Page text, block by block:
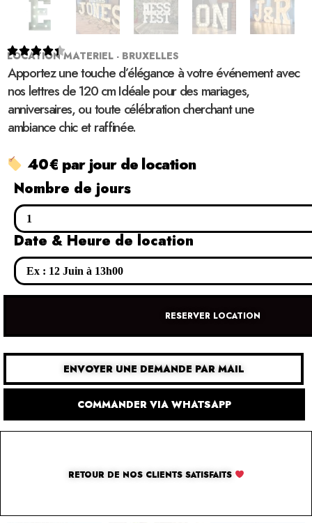

LOCATION MATERIEL - BRUXELLES
Apportez une touche d’élégance à votre événement avec
nos lettres de 120 cm Idéale pour des mariages,
anniversaires, ou toute célébration cherchant une
ambiance chic et raffinée.
40€ par jour de location
Nombre de jours
Date & Heure de location
RESERVER LOCATION
ENVOYER UNE DEMANDE PAR MAIL
COMMANDER VIA WHATSAPP
RETOUR DE NOS CLIENTS SATISFAITS